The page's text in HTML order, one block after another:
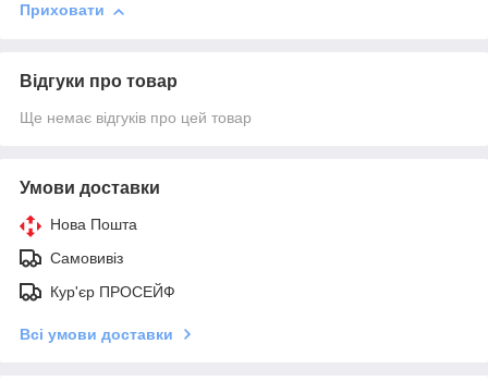
Приховати
Відгуки про товар
Ще немає відгуків про цей товар
Умови доставки
Нова Пошта
Самовивіз
Кур'єр ПРОСЕЙФ
Всі умови доставки